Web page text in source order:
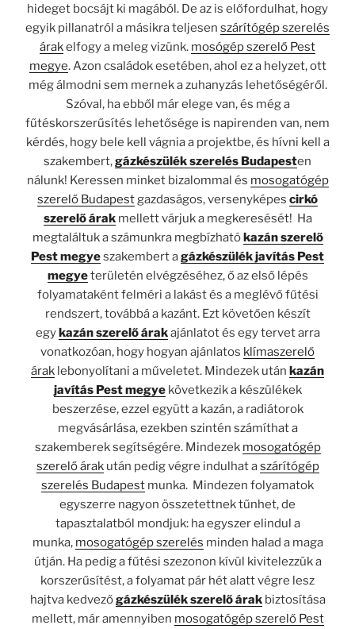
hideget bocsájt ki magából. De az is előfordulhat, hogy
egyik pillanatról a másikra teljesen szárítógép szerelés
árakelfogy a meleg vizünk. mosógép szerelő Pest
megye. Azon családok esetében, ahol ez a helyzet, ott
még álmodni sem mernek a zuhanyzás lehetőségéről.
Szóval, ha ebből már elege van, és még a
fűtéskorszerűsítés lehetősége is napirenden van, nem
kérdés, hogy bele kell vágnia a projektbe, és hívni kell a
szakembert,gázkészülék szerelés Budapesten
nálunk! Keressen minket bizalommal és mosogatógép
szerelő Budapestgazdaságos, versenyképes cirkó
szerelő árakmellett várjuk a megkeresését! Ha
megtaláltuk a számunkra megbízhatókazán szerelő
Pest megyeszakembert agázkészülék javítás Pest
megyeterületén elvégzéséhez, ő az első lépés
folyamataként felméri a lakást és a meglévő fűtési
rendszert, továbbá a kazánt. Ezt követően készít
egykazán szerelő árakajánlatot és egy tervet arra
vonatkozóan, hogy hogyan ajánlatos klímaszerelő
árak lebonyolítani a műveletet. Mindezek után kazán
javítás Pest megyekövetkezik a készülékek
beszerzése, ezzel együtt a kazán, a radiátorok
megvásárlása, ezekben szintén számíthat a
szakemberek segítségére. Mindezek mosogatógép
szerelő árakután pedig végre indulhat aszárítógép
szerelés Budapest munka. Mindezen folyamatok
egyszerre nagyon összetettnek tűnhet, de
tapasztalatból mondjuk: ha egyszer elindul a
munka, mosogatógép szerelés minden halad a maga
útján. Ha pedig a fűtési szezonon kívül kivitelezzük a
korszerűsítést, a folyamat pár hét alatt végre lesz
hajtva kedvezőgázkészülék szerelő árakbiztosítása
mellett, már amennyiben mosogatógép szerelő Pest